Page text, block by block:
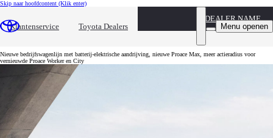
Skip naar hoofdcontent (Klik enter)
Klantenservice Toyota Dealers
DEALER NAME
Menu openen
Toyota Professional helpt ondernemers
verduurzamen
Nieuwe bedrijfswagenlijn met batterij-elektrische aandrijving, nieuwe Proace Max, meer actieradius voor
vernieuwde Proace Worker en City